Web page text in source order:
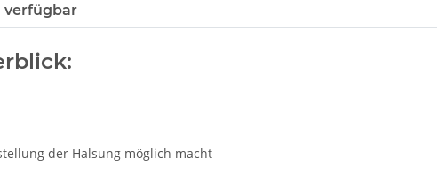
verfügbar
der Halsung möglich macht